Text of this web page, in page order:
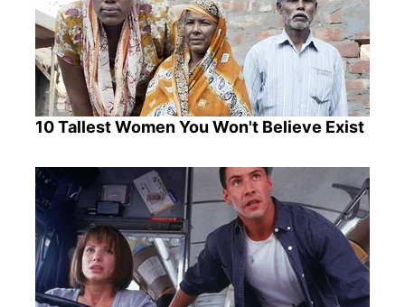
10 Tallest Women You Won't Believe Exist